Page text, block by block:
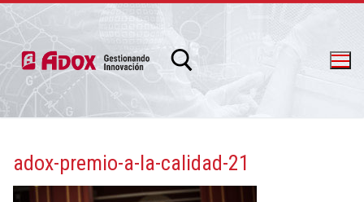
info@adox.com.ar whatsapp: 54 9 11 6230 2470
adox-premio-a-la-calidad-21